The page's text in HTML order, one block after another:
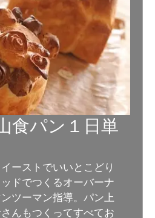
食パン１日単
ーストでいいとこどり
ドでつくるオーバーナ
ツーマン指導。パン上
んもつくってすべてお